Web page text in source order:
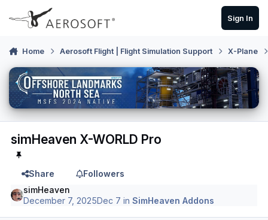
Skip to content
Sign In
Home Aerosoft Flight | Flight Simulation Support X-Plane
simHeaven X-WORLD Pro
Share
Followers
simHeaven
December 7, 2025Dec 7 inSimHeaven Addons